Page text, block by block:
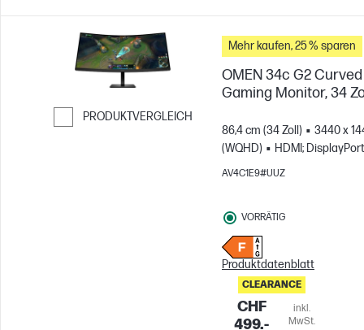
PRODUKTVERGLEICH
Mehr kaufen, 25 % sparen
OMEN 34c G2 Curved
Gaming Monitor, 34
86,4 cm (34 Zoll)
3440 x
(WQHD)
HDMI; DisplayPort
AV4C1E9#UUZ
VORRÄTIG
Produktdatenblatt
CLEARANCE
CHF
499.-
inkl.
MwSt.